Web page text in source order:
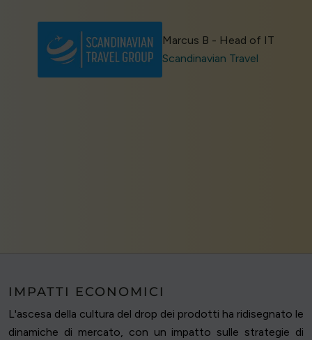
Marcus B - Head of IT
Scandinavian Travel
IMPATTI ECONOMICI
L'ascesa della cultura del drop dei prodotti ha ridisegnato le
dinamiche di mercato, con un impatto sulle strategie di